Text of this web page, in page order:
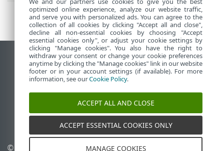
Vis computerwebsted
End of Life
ESET-vidensbase
ESET Status Portal
Regional support
© 1992 - 2026 ESET, spol. s Administrer cookies
optimized online experience, analyze our website traffic,
and serve you with personalized ads. You can agree to the
collection of all cookies by clicking "Accept all and close",
decline all non-essential cookies by choosing "Accept
essential cookies only", or adjust your cookie settings by
clicking "Manage cookies". You also have the right to
withdraw your consent or change your cookie preferences
anytime by clicking the "Manage cookies" link in our website
footer or in your account settings (if available). For more
information, see ourCookie Policy.
ACCEPT ALL AND CLOSE
ACCEPT ESSENTIAL COOKIES ONLY
MANAGE COOKIES